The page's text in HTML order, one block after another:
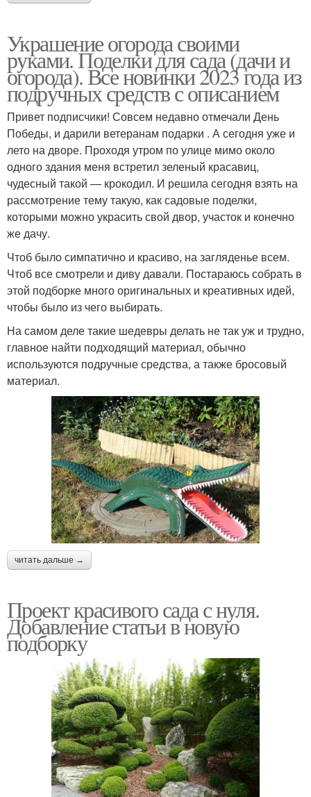
Украшение огорода своими
руками. Поделки для сада (дачи и
огорода). Все новинки 2023 года из
подручных средств с описанием
Привет подписчики! Совсем недавно отмечали День
Победы, и дарили ветеранам подарки . А сегодня уже и
лето на дворе. Проходя утром по улице мимо около
одного здания меня встретил зеленый красавиц,
чудесный такой — крокодил. И решила сегодня взять на
рассмотрение тему такую, как садовые поделки,
которыми можно украсить свой двор, участок и конечно
же дачу.
Чтоб было симпатично и красиво, на загляденье всем.
Чтоб все смотрели и диву давали. Постараюсь собрать в
этой подборке много оригинальных и креативных идей,
чтобы было из чего выбирать.
На самом деле такие шедевры делать не так уж и трудно,
главное найти подходящий материал, обычно
используются подручные средства, а также бросовый
материал.
читать дальше →
Проект красивого сада с нуля.
Добавление статьи в новую
подборку